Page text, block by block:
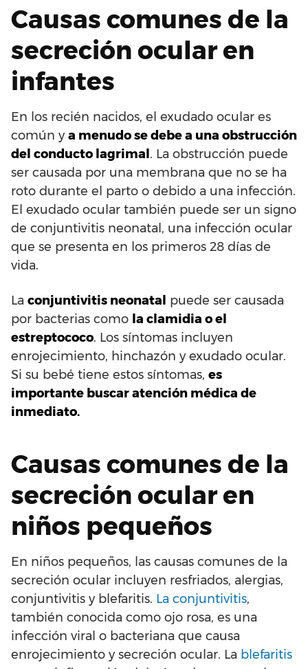
Causas comunes de la
secreción ocular en
infantes
En los recién nacidos, el exudado ocular es
común ya menudo se debe a una obstrucción
del conducto lagrimal . La obstrucción puede
ser causada por una membrana que no se ha
roto durante el parto o debido a una infección.
El exudado ocular también puede ser un signo
de conjuntivitis neonatal, una infección ocular
que se presenta en los primeros 28 días de
vida.
La conjuntivitis neonatal puede ser causada
por bacterias como la clamidia o el
estreptococo. Los síntomas incluyen
enrojecimiento, hinchazón y exudado ocular.
Si su bebé tiene estos síntomas, es
importante buscar atención médica de
inmediato.
Causas comunes de la
secreción ocular en
niños pequeños
En niños pequeños, las causas comunes de la
secreción ocular incluyen resfriados, alergias,
conjuntivitis y blefaritis. La conjuntivitis,
también conocida como ojo rosa, es una
infección viral o bacteriana que causa
enrojecimiento y secreción ocular. La blefaritis